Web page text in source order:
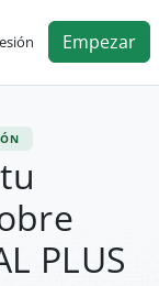
Empezar
PLUS